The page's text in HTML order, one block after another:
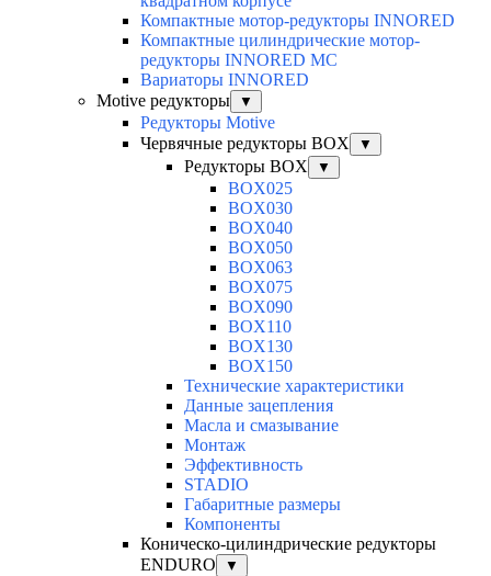
Компактные мотор-редукторы INNORED
Компактные цилиндрические мотор-
редукторы INNORED MC
Вариаторы INNORED
Motive редукторы
▼
Редукторы Motive
Червячные редукторы BOX
▼
Редукторы BOX ▼
BOX025
BOX030
BOX040
BOX050
BOX063
BOX075
BOX090
BOX110
BOX130
BOX150
Технические характеристики
Данные зацепления
Масла и смазывание
Монтаж
Эффективность
STADIO
Габаритные размеры
Компоненты
Коническо-цилиндрические редукторы
ENDURO
▼